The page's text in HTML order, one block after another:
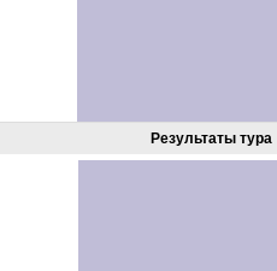
Результаты тура